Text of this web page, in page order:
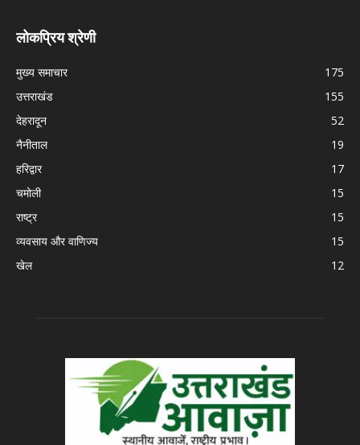
लोकप्रिय श्रेणी
मुख्य समाचार
175
उत्तराखंड
155
देहरादून
52
नैनीताल
19
हरिद्वार
17
चमोली
15
राष्ट्र
15
व्यवसाय और वाणिज्य
15
खेल
12